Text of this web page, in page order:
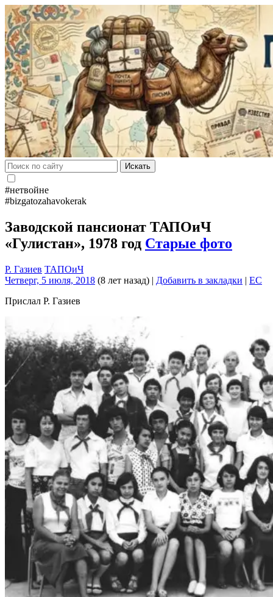
Искать
#нетвойне
#bizgatozahavokerak
Заводской пансионат ТАПОиЧ
«Гулистан», 1978 год Старые фото
Р. Газиев ТАПОиЧ
Четверг, 5 июля, 2018 (8 лет назад) | Добавить в закладки | EC
Прислал Р. Газиев